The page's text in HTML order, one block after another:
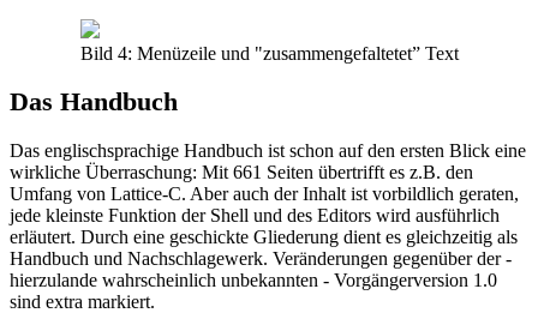
Bild 4: Menüzeile und "zusammengefaltetet” Text
Das Handbuch
Das englischsprachige Handbuch ist schon auf den ersten Blick eine
wirkliche Überraschung: Mit 661 Seiten übertrifft es z.B. den
Umfang von Lattice-C. Aber auch der Inhalt ist vorbildlich geraten,
jede kleinste Funktion der Shell und des Editors wird ausführlich
erläutert. Durch eine geschickte Gliederung dient es gleichzeitig als
Handbuch und Nachschlagewerk. Veränderungen gegenüber der -
hierzulande wahrscheinlich unbekannten - Vorgängerversion 1.0
sind extra markiert.